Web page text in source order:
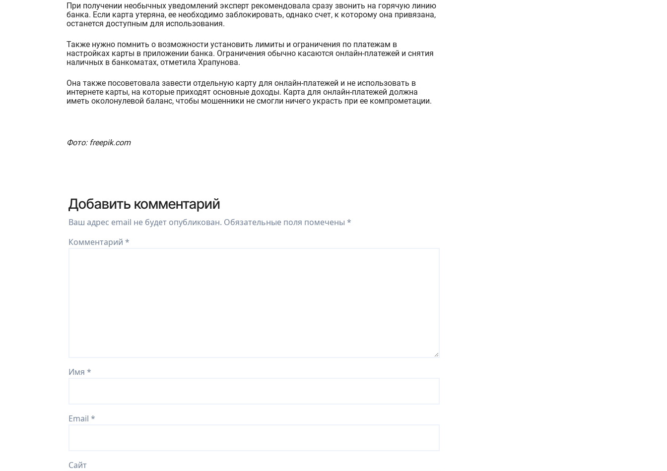
При получении необычных уведомлений эксперт рекомендовала сразу звонить на горячую линию
банка. Если карта утеряна, ее необходимо заблокировать, однако счет, к которому она привязана,
останется доступным для использования.
Также нужно помнить о возможности установить лимиты и ограничения по платежам в
настройках карты в приложении банка. Ограничения обычно касаются онлайн-платежей и снятия
наличных в банкоматах, отметила Храпунова.
Она также посоветовала завести отдельную карту для онлайн-платежей и не использовать в
интернете карты, на которые приходят основные доходы. Карта для онлайн-платежей должна
иметь околонулевой баланс, чтобы мошенники не смогли ничего украсть при ее компрометации.
Фото: freepik.com
Добавить комментарий
Ваш адрес email не будет опубликован. Обязательные поля помечены *
Комментарий *
Имя *
Email *
Сайт